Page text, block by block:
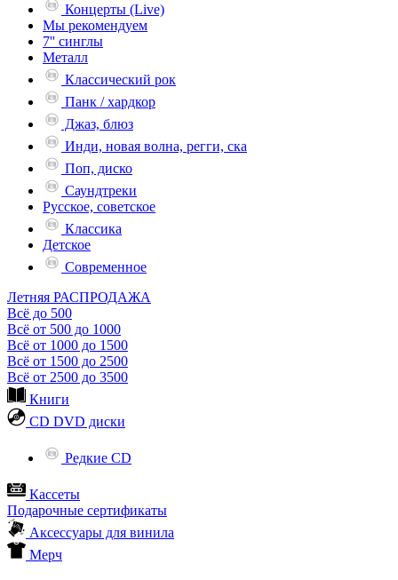
Концерты (Live)
Мы рекомендуем
7'' синглы
Металл
Классический рок
Панк / хардкор
Джаз, блюз
Инди, новая волна, регги, ска
Поп, диско
Саундтреки
Русское, советское
Классика
Детское
Современное
Летняя РАСПРОДАЖА
Всё до 500
Всё от 500 до 1000
Всё от 1000 до 1500
Всё от 1500 до 2500
Всё от 2500 до 3500
Книги
CD DVD диски
Редкие CD
Кассеты
Подарочные сертификаты
Аксессуары для винила
Мерч